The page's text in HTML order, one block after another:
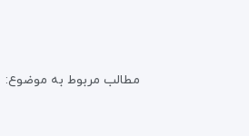
مطالب مربوط به موضوع: